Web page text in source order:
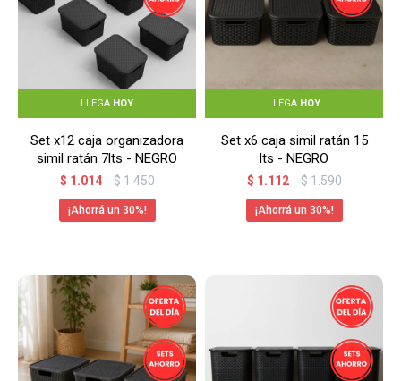
LLEGA HOY
Set x12 caja organizadora
simil ratán 7lts - NEGRO
$ 1.014 $1.450
30
LLEGA HOY
Set x6 caja simil ratán 15
lts - NEGRO
$ 1.112 $1.590
30